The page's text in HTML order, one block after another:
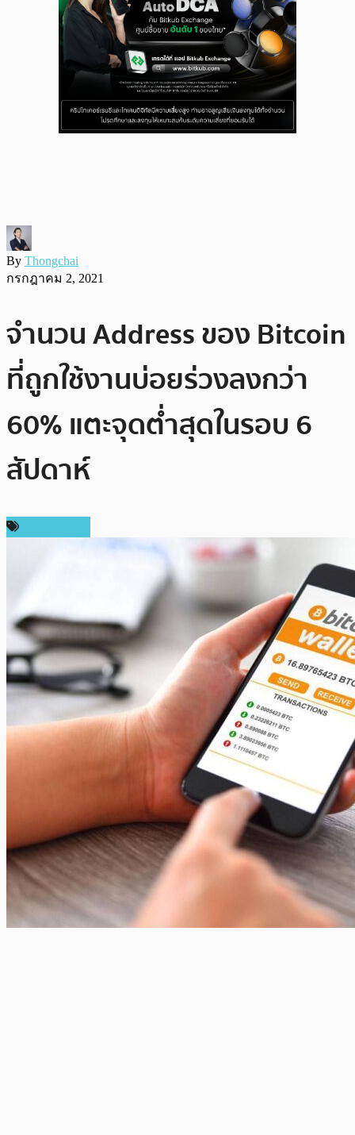
By Thongchai
กรกฎาคม 2, 2021
จำนวน Address ของ Bitcoin
ที่ถูกใช้งานบ่อยร่วงลงกว่า
60% แตะจุดต่ำสุดในรอบ 6
สัปดาห์